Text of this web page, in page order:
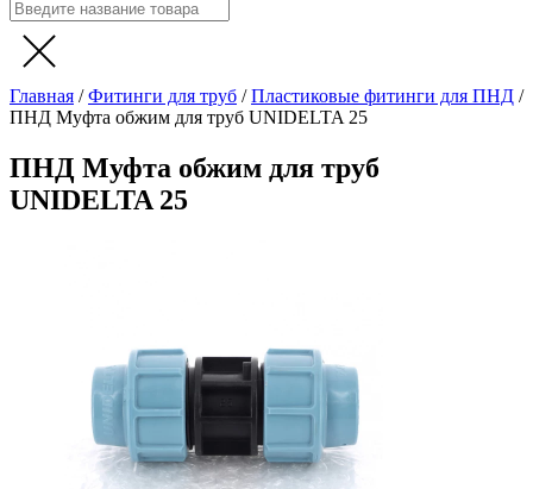
Главная /Фитинги для труб /Пластиковые фитинги для ПНД /
ПНД Муфта обжим для труб UNIDELTA 25
ПНД Муфта обжим для труб
UNIDELTA 25